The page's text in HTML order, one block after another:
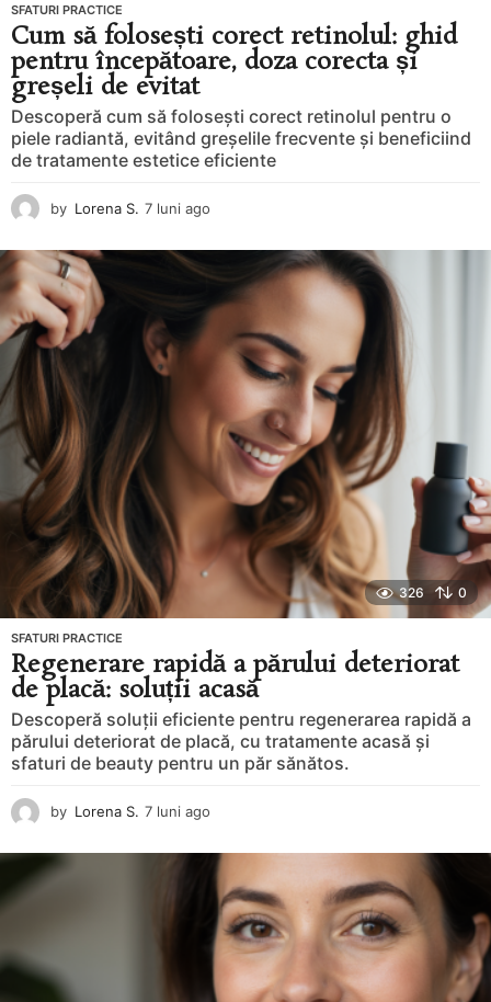
SFATURI PRACTICE
Cum să folosești corect retinolul: ghid
pentru începătoare, doza corecta și
greșeli de evitat
Descoperă cum să folosești corect retinolul pentru o
piele radiantă, evitând greșelile frecvente și beneficiind
de tratamente estetice eficiente
by Lorena S. 7 luni ago
u
a
326 0
SFATURI PRACTICE
Regenerare rapidă a părului deteriorat
de placă: soluții acasă
Descoperă soluții eficiente pentru regenerarea rapidă a
părului deteriorat de placă, cu tratamente acasă și
sfaturi de beauty pentru un păr sănătos.
by Lorena S. 7 luni ago
u
n
g